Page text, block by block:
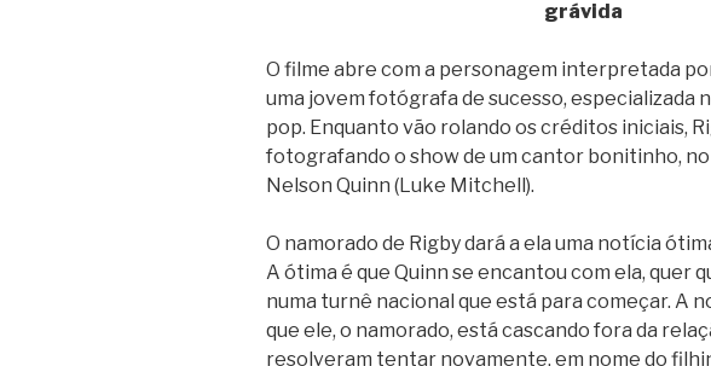
grávida
O filme abre com a personagem interpretada
uma jovem fotógrafa de sucesso, especializada
pop. Enquanto vão rolando os créditos iniciais,
fotografando o show de um cantor bonitinho, no
Nelson Quinn (Luke Mitchell).
O namorado de Rigby dará a ela uma notícia
A ótima é que Quinn se encantou com ela, quer
numa turnê nacional que está para começar. A
que ele, o namorado, está cascando fora da
resolveram tentar novamente, em nome do